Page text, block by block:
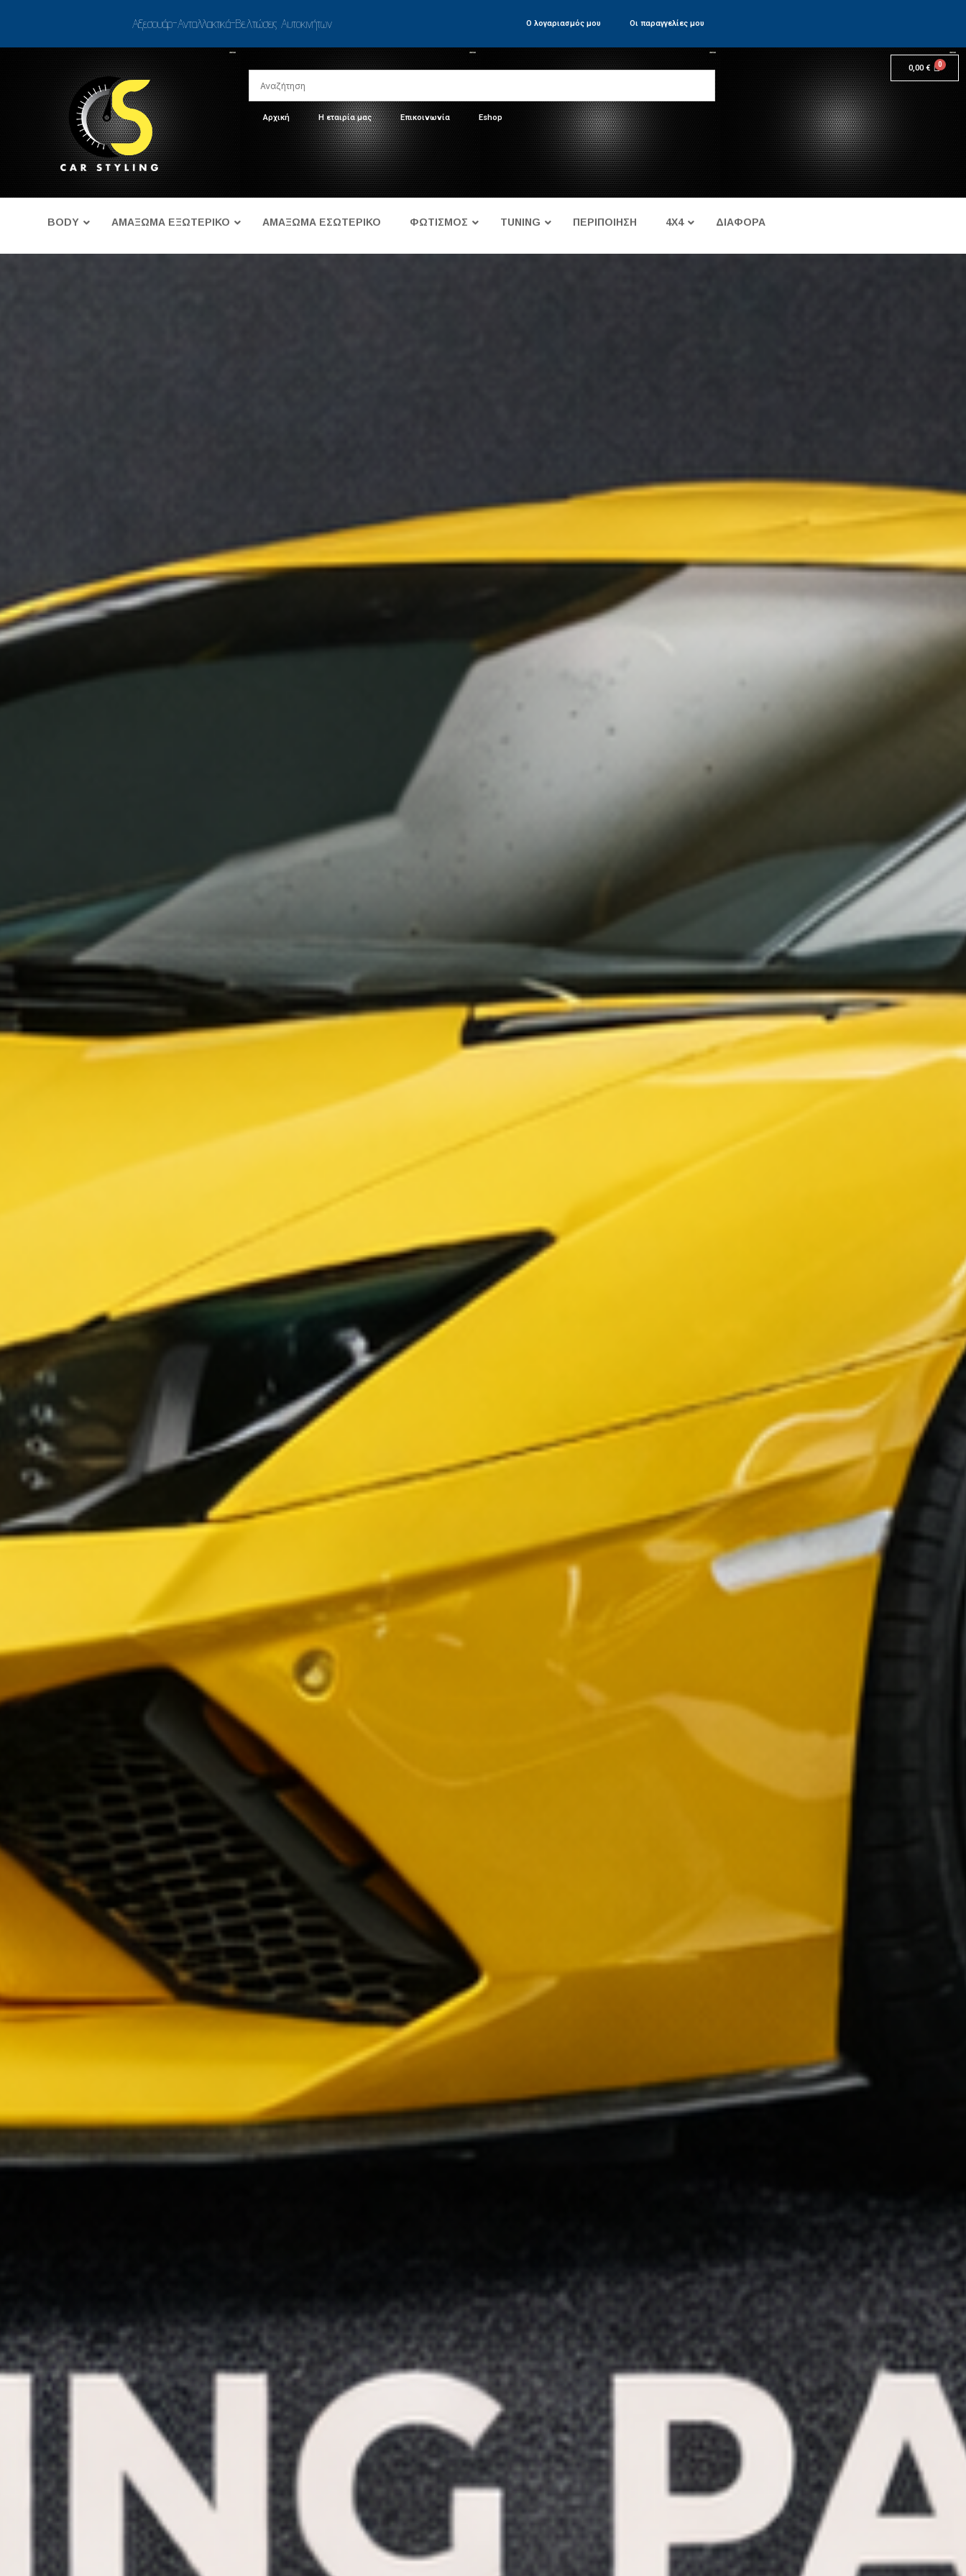
Αξεσουάρ-Ανταλλακτικά-Βελτιώσεις Αυτοκινήτων Ο λογαριασμός μου Οι παραγγελίες μου
Αρχική Η εταιρία μας Επικοινωνία Eshop
0,00€
BODY ΑΜΑΞΩΜΑ ΕΞΩΤΕΡΙΚΟ ΑΜΑΞΩΜΑ ΕΣΩΤΕΡΙΚΟ ΦΩΤΙΣΜΟΣ TUNING ΠΕΡΙΠΟΙΗΣΗ 4X4 ΔΙΑΦΟΡΑ